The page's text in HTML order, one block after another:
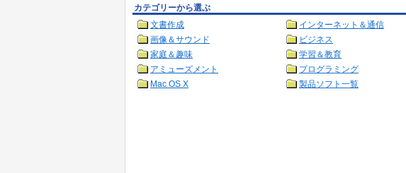
カテゴリーから選ぶ
文書作成
インターネット＆通信
画像＆サウンド
ビジネス
家庭＆趣味
学習＆教育
アミューズメント
プログラミング
Mac OS X
製品ソフト一覧